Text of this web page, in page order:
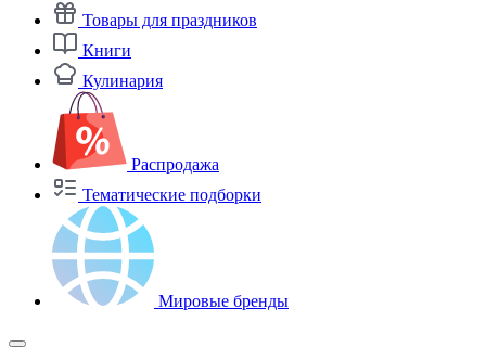
Товары для праздников
Книги
Кулинария
Распродажа
Тематические подборки
Мировые бренды